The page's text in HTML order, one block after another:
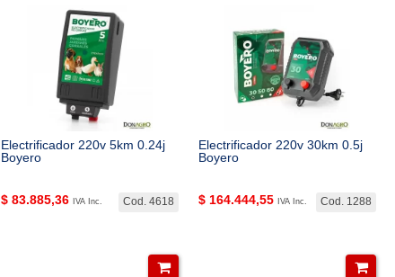
Electrificador 220v 5km 0.24j
Boyero
Cod. 4618
$ 83.885,36 IVA Inc.
Electrificador 220v 30km 0.5j
Boyero
Cod. 1288
$ 164.444,55 IVA Inc.